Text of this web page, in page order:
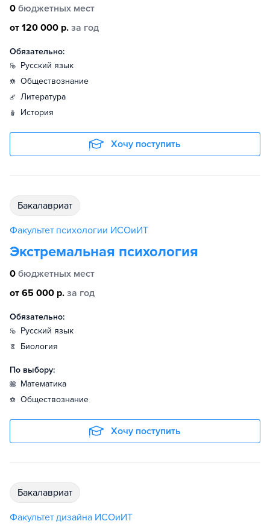
0 бюджетных мест
от 120 000 р. за год
Обязательно:
русский язык
обществознание
литература
история
Хочу поступить
бакалавриат
Факультет психологии ИСОиИТ
Экстремальная психология
0 бюджетных мест
от 65 000 р. за год
Обязательно:
русский язык
биология
По выбору:
математика
обществознание
Хочу поступить
бакалавриат
Факультет дизайна ИСОиИТ